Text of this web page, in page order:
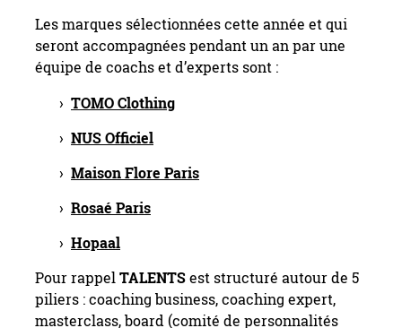
Les marques sélectionnées cette année et qui
seront accompagnées pendant un an par une
équipe de coachs et d’experts sont :
TOMO Clothing
NUS Officiel
Maison Flore Paris
Rosaé Paris
Hopaal
Pour rappelTALENTSest structuré autour de 5
piliers : coaching business, coaching expert,
masterclass, board (comité de personnalités